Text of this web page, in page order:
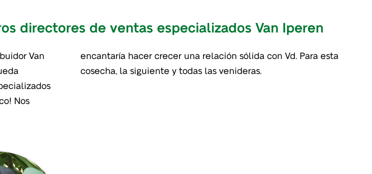
directores de ventas especializados Van Iperen
Van
Nos
Para esta
cosecha, la siguiente y todas las venideras.